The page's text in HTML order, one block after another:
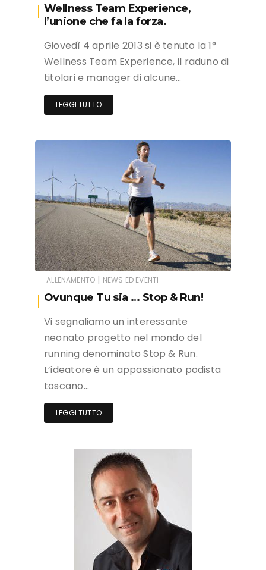
Wellness Team Experience,
l’unione che fa la forza.
Giovedì 4 aprile 2013 si è tenuto la 1°
Wellness Team Experience, il raduno di
titolari e manager di alcune…
LEGGI TUTTO
ALLENAMENTO | NEWS ED EVENTI
Ovunque Tu sia … Stop & Run!
Vi segnaliamo un interessante
neonato progetto nel mondo del
running denominato Stop & Run.
L’ideatore è un appassionato podista
toscano…
LEGGI TUTTO